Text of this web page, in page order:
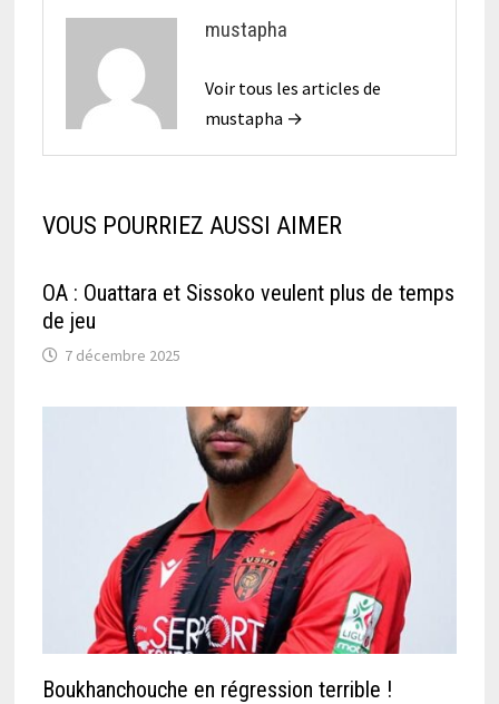
mustapha
Voir tous les articles de
mustapha →
VOUS POURRIEZ AUSSI AIMER
OA : Ouattara et Sissoko veulent plus de temps
de jeu
7 décembre 2025
Boukhanchouche en régression terrible !